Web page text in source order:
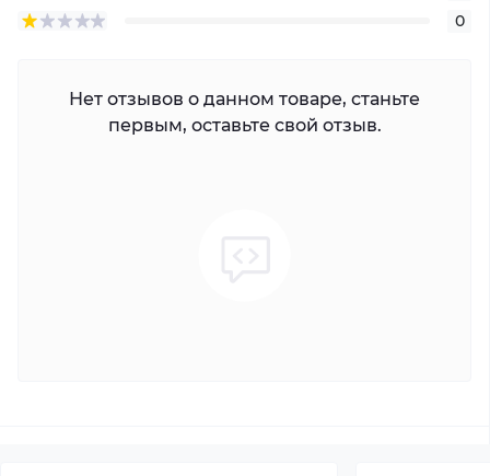
0
Нет отзывов о данном товаре, станьте
первым, оставьте свой отзыв.